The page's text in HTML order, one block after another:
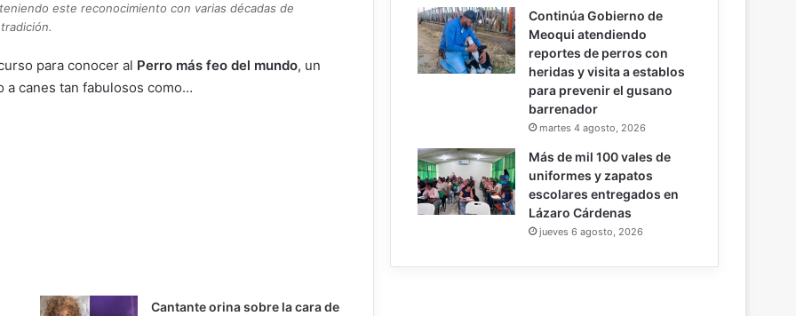
este reconocimiento con varias décadas de
tradición.
para conocer al Perro más feo del mundo, un
a canes tan fabulosos como…
Cantante orina sobre la cara de
Continúa Gobierno de
Meoqui atendiendo
reportes de perros con
heridas y visita a establos
para prevenir el gusano
barrenador
martes 4 agosto, 2026
Más de mil 100 vales de
uniformes y zapatos
escolares entregados en
Lázaro Cárdenas
jueves 6 agosto, 2026